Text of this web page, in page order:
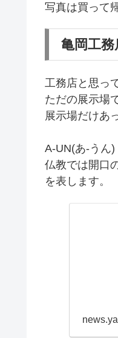
写真は買って
亀岡工
工務店と思っ
ただの展示場
展示場だけあ
A-UN(あ-うん)
仏教では開口
を表します。